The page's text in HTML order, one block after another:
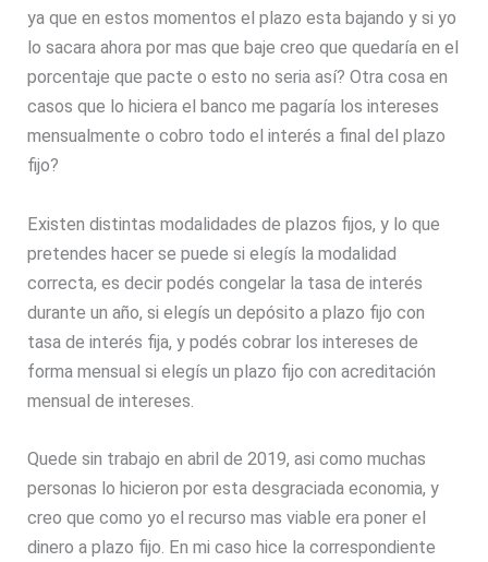
ya que en estos momentos el plazo esta bajando y si yo
lo sacara ahora por mas que baje creo que quedaría en el
porcentaje que pacte o esto no seria así? Otra cosa en
casos que lo hiciera el banco me pagaría los intereses
mensualmente o cobro todo el interés a final del plazo
fijo?
Existen distintas modalidades de plazos fijos, y lo que
pretendes hacer se puede si elegís la modalidad
correcta, es decir podés congelar la tasa de interés
durante un año, si elegís un depósito a plazo fijo con
tasa de interés fija, y podés cobrar los intereses de
forma mensual si elegís un plazo fijo con acreditación
mensual de intereses.
Quede sin trabajo en abril de 2019, asi como muchas
personas lo hicieron por esta desgraciada economia, y
creo que como yo el recurso mas viable era poner el
dinero a plazo fijo. En mi caso hice la correspondiente